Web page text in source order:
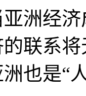
洲经
联系
也是“